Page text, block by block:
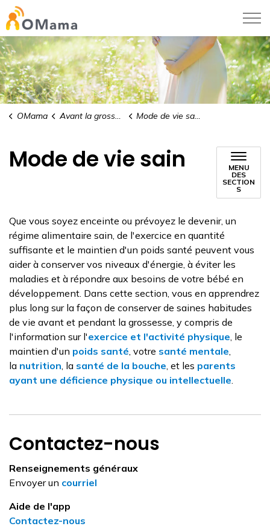
Centre hospitalier pour enfants de l’est de
OMama Avant la grossesse Mode de vie sain
Mode de vie sain
MENU
DES
SECTION
S
Que vous soyez enceinte ou prévoyez le devenir, un
régime alimentaire sain, de l'exercice en quantité
suffisante et le maintien d'un poids santé peuvent vous
aider à conserver vos niveaux d'énergie, à éviter les
maladies et à répondre aux besoins de votre bébé en
développement. Dans cette section, vous en apprendrez
plus long sur la façon de conserver de saines habitudes
de vie avant et pendant la grossesse, y compris de
l'information sur l'exercice et l'activité physique, le
maintien d'un poids santé, votre santé mentale,
la nutrition, la santé de la bouche, et les parents
ayant une déficience physique ou intellectuelle.
Contactez-nous
Renseignements généraux
Envoyer un courriel
Aide de l'app
Contactez-nous